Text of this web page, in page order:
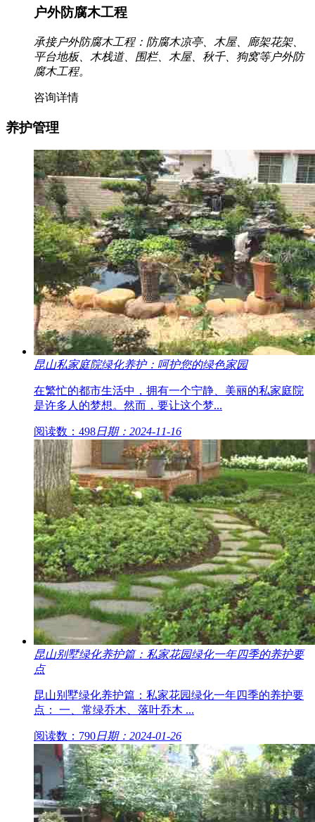
户外防腐木工程
承接户外防腐木工程：防腐木凉亭、木屋、廊架花架、
平台地板、木栈道、围栏、木屋、秋千、狗窝等户外防
腐木工程。
咨询详情
养护管理
昆山私家庭院绿化养护：呵护您的绿色家园
在繁忙的都市生活中，拥有一个宁静、美丽的私家庭院
是许多人的梦想。然而，要让这个梦...
阅读数：498日期：2024-11-16
昆山别墅绿化养护篇：私家花园绿化一年四季的养护要
点
昆山别墅绿化养护篇：私家花园绿化一年四季的养护要
点： 一、常绿乔木、落叶乔木 ...
阅读数：790日期：2024-01-26